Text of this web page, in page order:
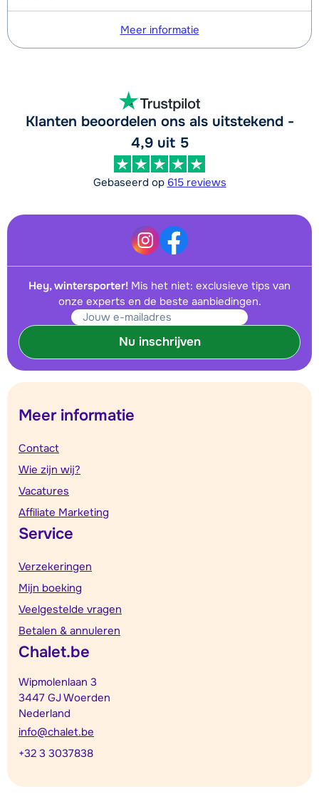
Meer informatie
Klanten beoordelen ons als uitstekend -
4,9 uit 5
Gebaseerd op 615 reviews
Hey, wintersporter! Mis het niet: exclusieve tips van
onze experts en de beste aanbiedingen.
Nu inschrijven
Meer informatie
Contact
Wie zijn wij?
Vacatures
Affiliate Marketing
Service
Verzekeringen
Mijn boeking
Veelgestelde vragen
Betalen & annuleren
Chalet.be
Wipmolenlaan 3
3447 GJ Woerden
Nederland
info@chalet.be
+32 3 3037838